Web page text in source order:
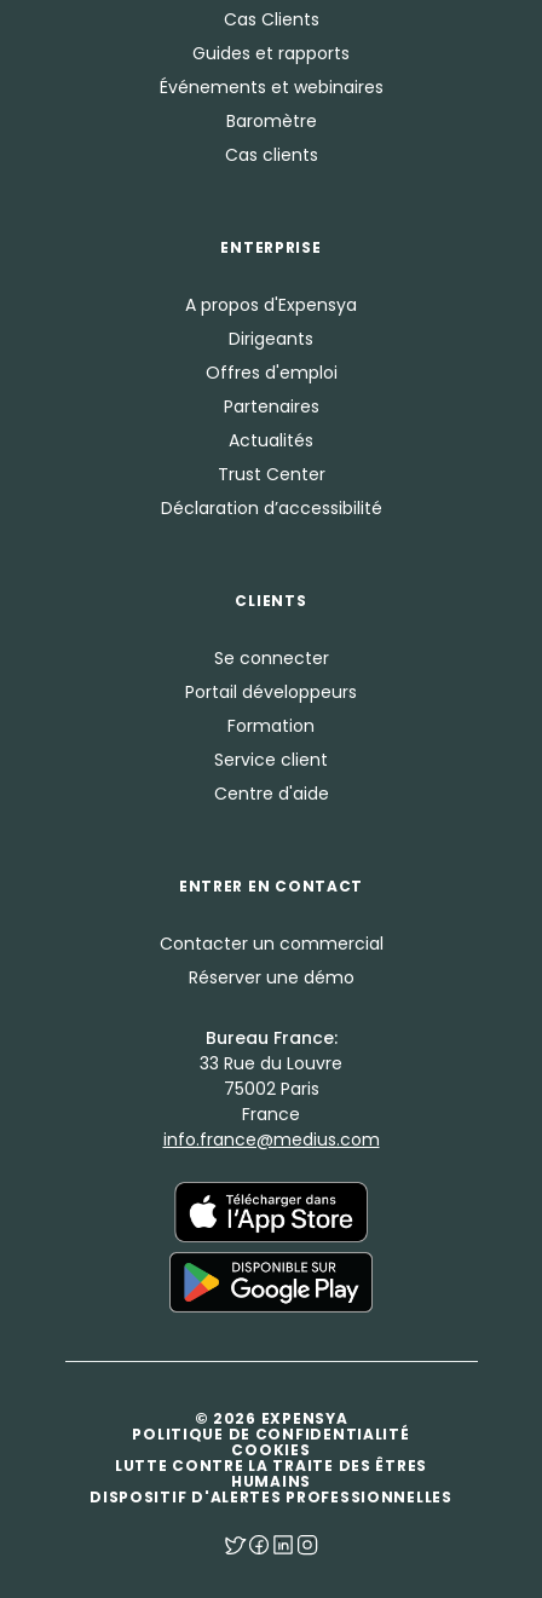
Cas Clients
Guides et rapports
Événements et webinaires
Baromètre
Cas clients
ENTERPRISE
A propos d'Expensya
Dirigeants
Offres d'emploi
Partenaires
Actualités
Trust Center
Déclaration d’accessibilité
CLIENTS
Se connecter
Portail développeurs
Formation
Service client
Centre d'aide
ENTRER EN CONTACT
Contacter un commercial
Réserver une démo
Bureau France:
33 Rue du Louvre
75002 Paris
France
info.france@medius.com
© 2026 EXPENSYA
POLITIQUE DE CONFIDENTIALITÉ
COOKIES
LUTTE CONTRE LA TRAITE DES ÊTRES
HUMAINS
DISPOSITIF D'ALERTES PROFESSIONNELLES